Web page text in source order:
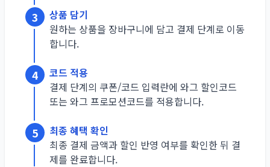
3
상품 담기
원하는 상품을 장바구니에 담고 결제 단계로 이동
합니다.
4
코드 적용
결제 단계의 쿠폰/코드 입력란에 와그 할인코드
또는 와그 프로모션코드를 적용합니다.
5
최종 혜택 확인
최종 결제 금액과 할인 반영 여부를 확인한 뒤 결
제를 완료합니다.